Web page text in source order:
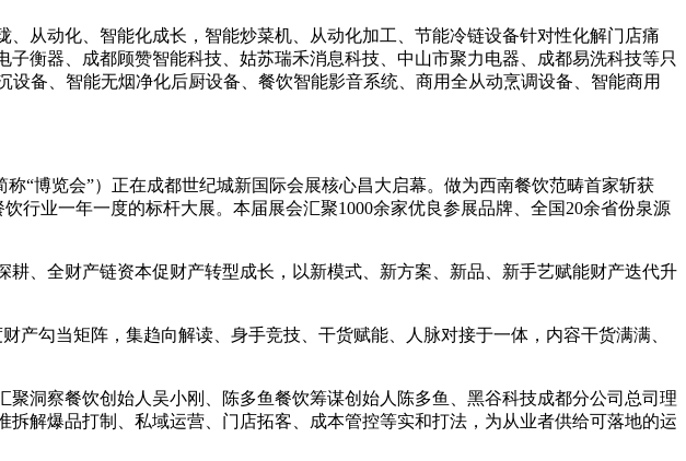
动化、智能化成长，智能炒菜机、从动化加工、节能冷链设备针对性化解门店痛
衡器、成都顾赞智能科技、姑苏瑞禾消息科技、中山市聚力电器、成都易洗科技等只
备、智能无烟净化后厨设备、餐饮智能影音系统、商用全从动烹调设备、智能商用
“博览会”）正在成都世纪城新国际会展核心昌大启幕。做为西南餐饮范畴首家斩获
行业一年一度的标杆大展。本届展会汇聚1000余家优良参展品牌、全国20余省份泉源
、全财产链资本促财产转型成长，以新模式、新方案、新品、新手艺赋能财产迭代升
勾当矩阵，集趋向解读、身手竞技、干货赋能、人脉对接于一体，内容干货满满、
察餐饮创始人吴小刚、陈多鱼餐饮筹谋创始人陈多鱼、黑谷科技成都分公司总司理
解爆品打制、私域运营、门店拓客、成本管控等实和打法，为从业者供给可落地的运